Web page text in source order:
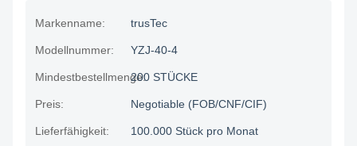
Markenname: trusTec
Modellnummer: YZJ-40-4
Mindestbestellmenge:200 STÜCKE
Preis: Negotiable (FOB/CNF/CIF)
Lieferfähigkeit: 100.000 Stück pro Monat